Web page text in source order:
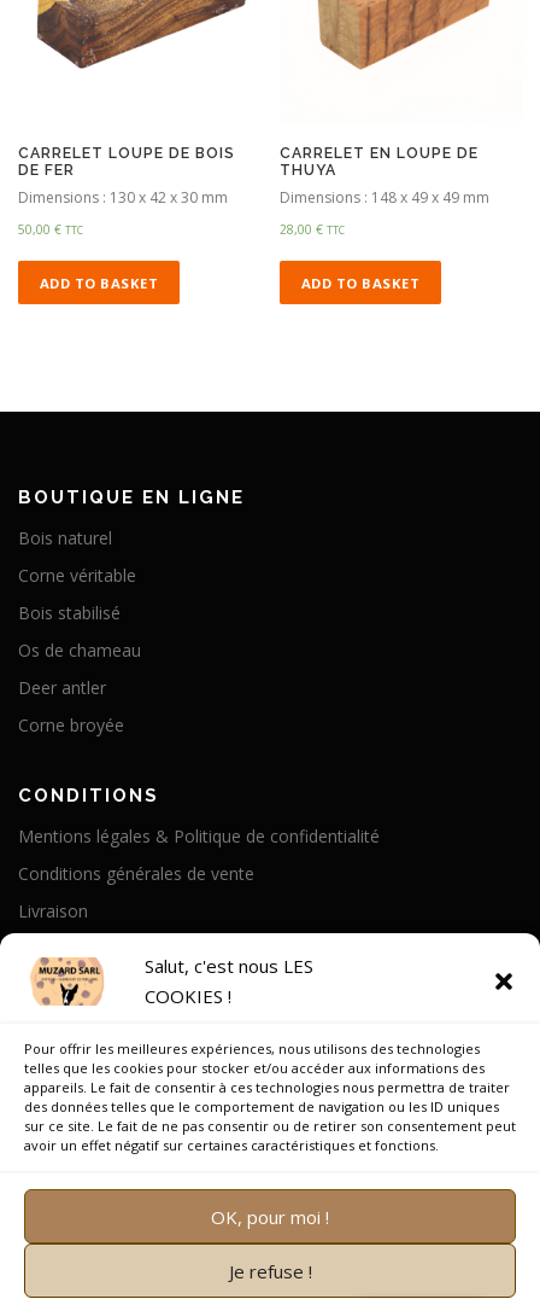
Salut, c'est nous LES
COOKIES !
Pour offrir les meilleures expériences, nous utilisons des technologies
telles que les cookies pour stocker et/ou accéder aux informations des
appareils. Le fait de consentir à ces technologies nous permettra de traiter
des données telles que le comportement de navigation ou les ID uniques
sur ce site. Le fait de ne pas consentir ou de retirer son consentement peut
avoir un effet négatif sur certaines caractéristiques et fonctions.
OK, pour moi !
Je refuse !
CARRELET LOUPE DE BOIS
DE FER
Dimensions : 130 x 42 x 30 mm
50,00 € TTC
ADD TO BASKET
CARRELET EN LOUPE DE
THUYA
Dimensions : 148 x 49 x 49 mm
28,00€ TTC
ADD TO BASKET
BOUTIQUE EN LIGNE
Bois naturel
Corne véritable
Bois stabilisé
Os de chameau
Deer antler
Corne broyée
CONDITIONS
Mentions légales & Politique de confidentialité
Conditions générales de vente
Livraison
Notre Histoire
On parle de nous
Recrutement
Copyright © 2026 Muzard SARL